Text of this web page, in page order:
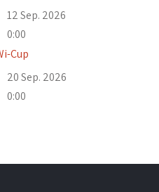
12 Sep. 2026
0:00
Cup
20 Sep. 2026
0:00